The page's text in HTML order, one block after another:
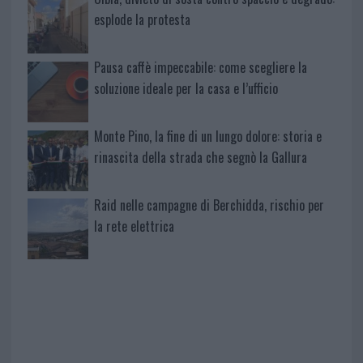
esplode la protesta
Pausa caffè impeccabile: come scegliere la
soluzione ideale per la casa e l’ufficio
Monte Pino, la fine di un lungo dolore: storia e
rinascita della strada che segnò la Gallura
Raid nelle campagne di Berchidda, rischio per
la rete elettrica